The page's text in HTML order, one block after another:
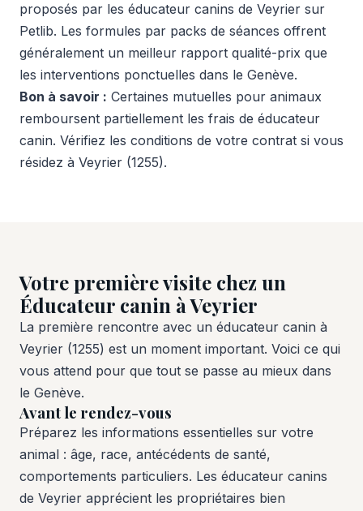
proposés par les éducateur canins de Veyrier sur
Petlib. Les formules par packs de séances offrent
généralement un meilleur rapport qualité-prix que
les interventions ponctuelles dans le Genève.
Bon à savoir : Certaines mutuelles pour animaux
remboursent partiellement les frais de éducateur
canin. Vérifiez les conditions de votre contrat si vous
résidez à Veyrier (1255).
Votre première visite chez un
Éducateur canin à Veyrier
La première rencontre avec un éducateur canin à
Veyrier (1255) est un moment important. Voici ce qui
vous attend pour que tout se passe au mieux dans
le Genève.
Avant le rendez-vous
Préparez les informations essentielles sur votre
animal : âge, race, antécédents de santé,
comportements particuliers. Les éducateur canins
de Veyrier apprécient les propriétaires bien